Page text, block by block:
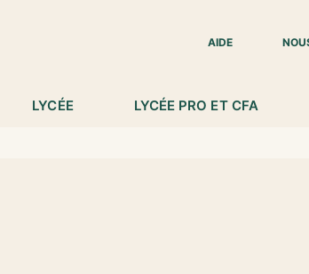
AIDE
LYCÉE LYCÉE PRO ET CFA